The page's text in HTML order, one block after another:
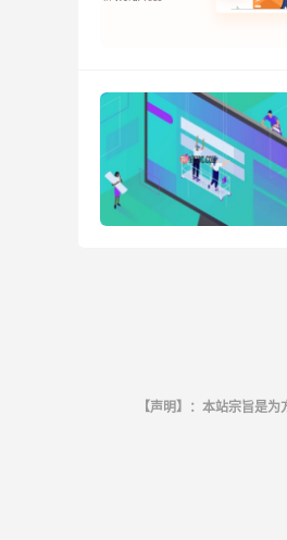
【声明】：本站宗旨是